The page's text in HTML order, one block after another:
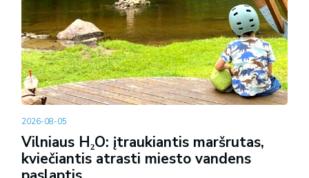
2026-08-05
Vilniaus H₂O: įtraukiantis maršrutas,
kviečiantis atrasti miesto vandens